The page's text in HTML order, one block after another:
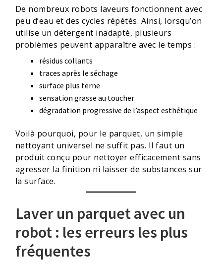
De nombreux robots laveurs fonctionnent avec
peu d’eau et des cycles répétés. Ainsi, lorsqu’on
utilise un détergent inadapté, plusieurs
problèmes peuvent apparaître avec le temps :
résidus collants
traces après le séchage
surface plus terne
sensation grasse au toucher
dégradation progressive de l’aspect esthétique
Voilà pourquoi, pour le parquet, un simple
nettoyant universel ne suffit pas. Il faut un
produit conçu pour nettoyer efficacement sans
agresser la finition ni laisser de substances sur
la surface.
Laver un parquet avec un
robot : les erreurs les plus
fréquentes